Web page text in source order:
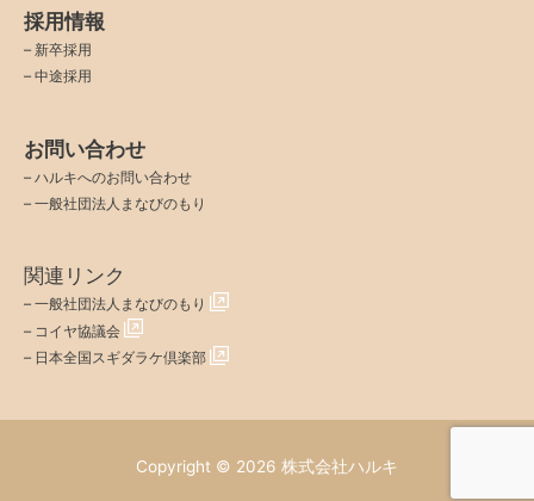
採用情報
– 新卒採用
– 中途採用
お問い合わせ
– ハルキへのお問い合わせ
– 一般社団法人まなびのもり
関連リンク
– 一般社団法人まなびのもり
– コイヤ協議会
– 日本全国スギダラケ倶楽部
Copyright © 2026 株式会社ハルキ